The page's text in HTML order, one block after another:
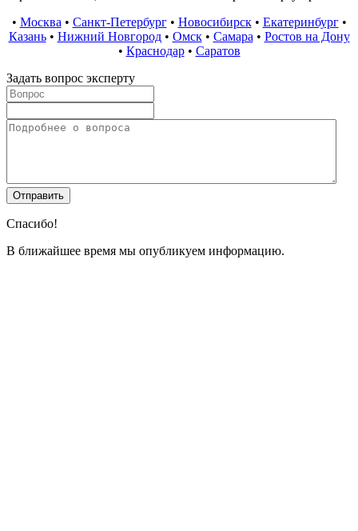
• Москва • Санкт-Петербург• Новосибирск• Екатеринбург•
Казань• Нижний Новгород• Омск• Самара • Ростов на Дону
• Краснодар• Саратов
Задать вопрос эксперту
Спасибо!
В ближайшее время мы опубликуем информацию.